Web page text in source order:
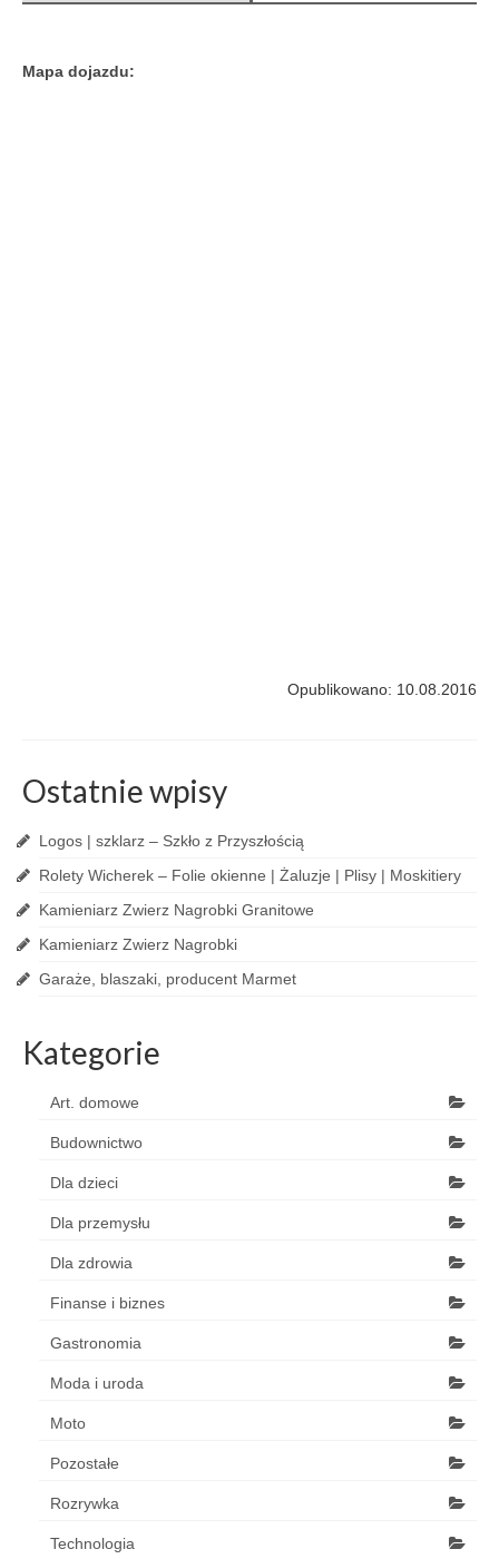
Mapa dojazdu:
Opublikowano: 10.08.2016
Ostatnie wpisy
Logos | szklarz – Szkło z Przyszłością
Rolety Wicherek – Folie okienne | Żaluzje | Plisy | Moskitiery
Kamieniarz Zwierz Nagrobki Granitowe
Kamieniarz Zwierz Nagrobki
Garaże, blaszaki, producent Marmet
Kategorie
Art. domowe
Budownictwo
Dla dzieci
Dla przemysłu
Dla zdrowia
Finanse i biznes
Gastronomia
Moda i uroda
Moto
Pozostałe
Rozrywka
Technologia